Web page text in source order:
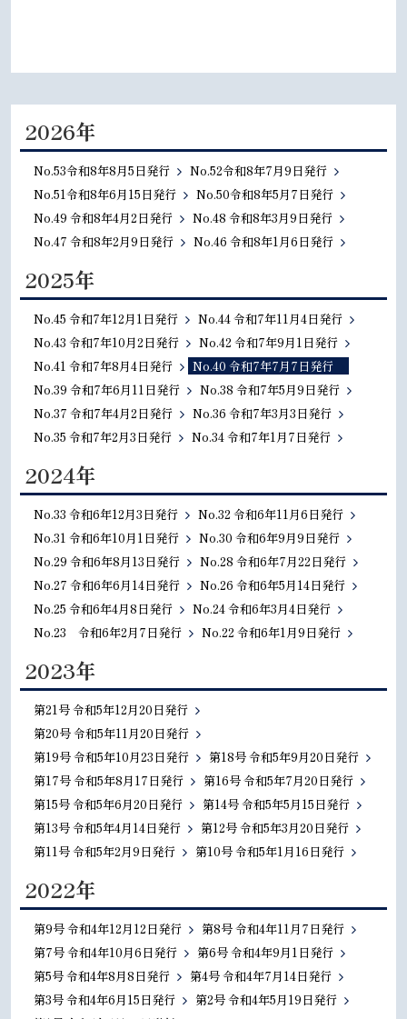
2026年
No.53令和8年8月5日発行
No.52令和8年7月9日発行
No.51令和8年6月15日発行
No.50令和8年5月7日発行
No.49 令和8年4月2日発行
No.48 令和8年3月9日発行
No.47 令和8年2月9日発行
No.46 令和8年1月6日発行
2025年
No.45 令和7年12月1日発行
No.44 令和7年11月4日発行
No.43 令和7年10月2日発行
No.42 令和7年9月1日発行
No.41 令和7年8月4日発行
No.40 令和7年7月7日発行
No.39 令和7年6月11日発行
No.38 令和7年5月9日発行
No.37 令和7年4月2日発行
No.36 令和7年3月3日発行
No.35 令和7年2月3日発行
No.34 令和7年1月7日発行
2024年
No.33 令和6年12月3日発行
No.32 令和6年11月6日発行
No.31 令和6年10月1日発行
No.30 令和6年9月9日発行
No.29 令和6年8月13日発行
No.28 令和6年7月22日発行
No.27 令和6年6月14日発行
No.26 令和6年5月14日発行
No.25 令和6年4月8日発行
No.24 令和6年3月4日発行
No.23 令和6年2月7日発行
No.22 令和6年1月9日発行
2023年
第21号 令和5年12月20日発行
第20号 令和5年11月20日発行
第19号 令和5年10月23日発行
第18号 令和5年9月20日発行
第17号 令和5年8月17日発行
第16号 令和5年7月20日発行
第15号 令和5年6月20日発行
第14号 令和5年5月15日発行
第13号 令和5年4月14日発行
第12号 令和5年3月20日発行
第11号 令和5年2月9日発行
第10号 令和5年1月16日発行
2022年
第9号 令和4年12月12日発行
第8号 令和4年11月7日発行
第7号 令和4年10月6日発行
第6号 令和4年9月1日発行
第5号 令和4年8月8日発行
第4号 令和4年7月14日発行
第3号 令和4年6月15日発行
第2号 令和4年5月19日発行